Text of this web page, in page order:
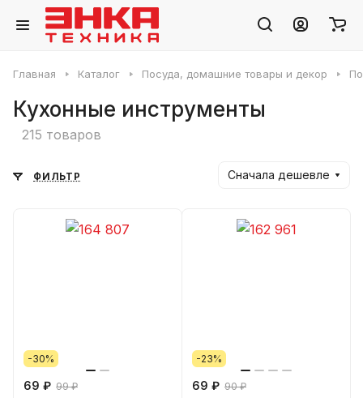
Главная Каталог Посуда, домашние товары и декор
Кухонные инструменты
215 товаров
ФИЛЬТР Сначала дешевле
-30%
69 ₽ 99 ₽
-23%
69 ₽ 90 ₽